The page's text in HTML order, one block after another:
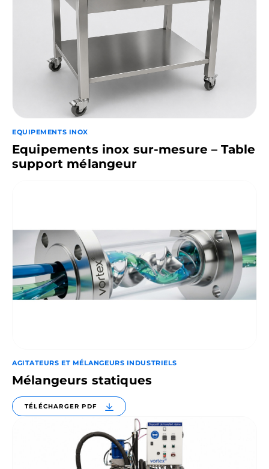
EQUIPEMENTS INOX
Equipements inox sur-mesure – Table
support mélangeur
AGITATEURS ET MÉLANGEURS INDUSTRIELS
Mélangeurs statiques
TÉLÉCHARGER PDF